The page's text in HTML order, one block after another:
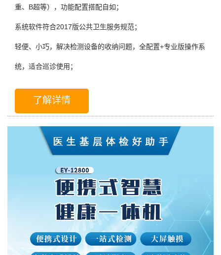
重、B超等），功能配置搭配自如；
系统软件符合2017版公共卫生服务规范；
轻便、小巧，解决检测设备的收纳问题，全配置+专业版操作系
统，适合巡诊使用；
了解详情